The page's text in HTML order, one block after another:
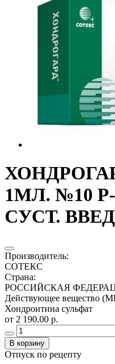
1МЛ. №10
СУСТ.
Производитель:
СОТЕКС
Страна:
РОССИЙСКАЯ
Действующее вещество
Хондроитина сульфат
от 2 190.00 р.
В корзину
Отпуск по рецепту